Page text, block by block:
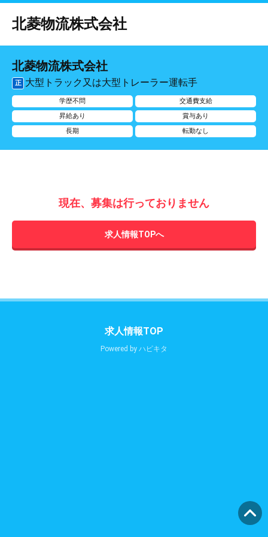
北菱物流株式会社
北菱物流株式会社
正 大型トラック又は大型トレーラー運転手
学歴不問
交通費支給
昇給あり
賞与あり
長期
転勤なし
現在、募集は行っておりません
求人情報TOPへ
求人情報TOP
Powered by ハピキタ